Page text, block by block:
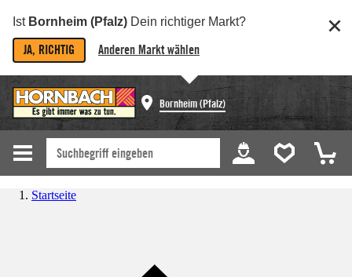
Ist Bornheim (Pfalz) Dein richtiger Markt?
JA, RICHTIG Anderen Markt wählen
Bornheim (Pfalz)
Startseite